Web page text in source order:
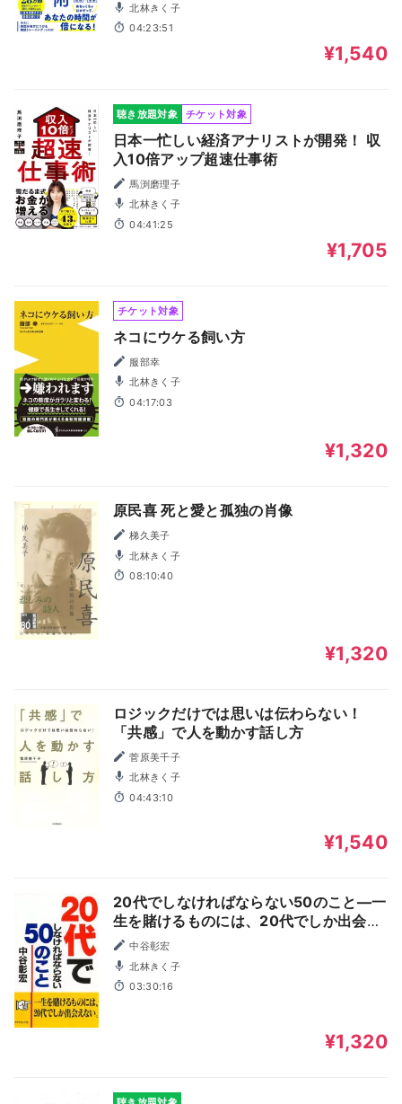
北林きく子
04:23:51
¥1,540
聴き放題対象 チケット対象
日本一忙しい経済アナリストが開発！ 収
入10倍アップ超速仕事術
馬渕磨理子
北林きく子
04:41:25
¥1,705
チケット対象
ネコにウケる飼い方
服部幸
北林きく子
04:17:03
¥1,320
原民喜 死と愛と孤独の肖像
梯久美子
北林きく子
08:10:40
¥1,320
ロジックだけでは思いは伝わらない！
「共感」で人を動かす話し方
菅原美千子
北林きく子
04:43:10
¥1,540
20代でしなければならない50のこと―一
生を賭けるものには、20代でしか出会え
ない。
中谷彰宏
北林きく子
03:30:16
¥1,320